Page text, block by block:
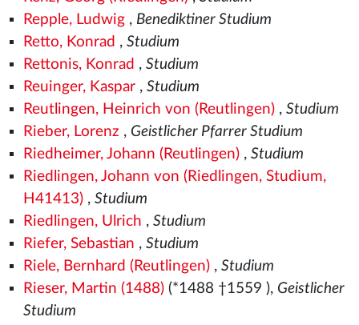
Repple, Ludwig, Benediktiner Studium
Retto, Konrad , Studium
Rettonis, Konrad , Studium
Reuinger, Kaspar, Studium
Reutlingen, Heinrich von (Reutlingen), Studium
Rieber, Lorenz , Geistlicher Pfarrer Studium
Riedheimer, Johann (Reutlingen), Studium
Riedlingen, Johann von (Riedlingen, Studium,
H41413), Studium
Riedlingen, Ulrich , Studium
Riefer, Sebastian , Studium
Riele, Bernhard (Reutlingen), Studium
Rieser, Martin (1488)(*1488 †1559 ), Geistlicher
Studium